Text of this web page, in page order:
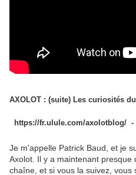
AXOLOT : (suite) Les curiosités
https://fr.ulule.com/axolotblog/
Je m'appelle Patrick Baud, et je
Axolot. Il y a maintenant presque
chaîne, et si vous la suivez, vous